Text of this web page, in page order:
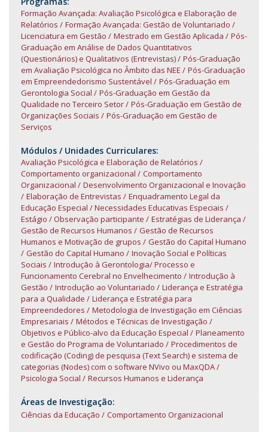
Formação Avançada: Avaliação Psicológica e Elaboração de
Relatórios
Formação Avançada: Gestão de Voluntariado
Licenciatura em Gestão
Mestrado em Gestão Aplicada
Pós-
Graduação em Análise de Dados Quantitativos
(Questionários) e Qualitativos (Entrevistas)
Pós-Graduação
em Avaliação Psicológica no Âmbito das NEE
Pós-Graduação
em Empreendedorismo Sustentável
Pós-Graduação em
Gerontologia Social
Pós-Graduação em Gestão da
Qualidade no Terceiro Setor
Pós-Graduação em Gestão de
Organizações Sociais
Pós-Graduação em Gestão de
Serviços
Módulos / Unidades Curriculares:
Avaliação Psicológica e Elaboração de Relatórios
Comportamento organizacional
Comportamento
Organizacional
Desenvolvimento Organizacional e Inovação
Elaboração de Entrevistas
Enquadramento Legal da
Educação Especial / Necessidades Educativas Especiais
Estágio / Observação participante
Estratégias de Liderança
Gestão de Recursos Humanos
Gestão de Recursos
Humanos e Motivação de grupos
Gestão do Capital Humano
Gestão do Capital Humano
Inovação Social e Políticas
Sociais
Introdução à Gerontologia/ Processo e
Funcionamento Cerebral no Envelhecimento
Introdução à
Gestão
Introdução ao Voluntariado
Liderança e Estratégia
para a Qualidade
Liderança e Estratégia para
Empreendedores
Metodologia de Investigação em Ciências
Empresariais
Métodos e Técnicas de Investigação
Objetivos e Público-alvo da Educação Especial
Planeamento
e Gestão do Programa de Voluntariado
Procedimentos de
codificação (Coding) de pesquisa (Text Search) e sistema de
categorias (Nodes) com o software NVivo ou MaxQDA
Psicologia Social
Recursos Humanos e Liderança
Áreas de Investigação:
Ciências da Educação Comportamento Organizacional